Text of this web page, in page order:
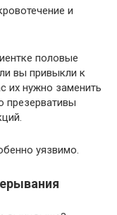
и
половые
вы привыкли к
их нужно заменить
презервативы
уязвимо.